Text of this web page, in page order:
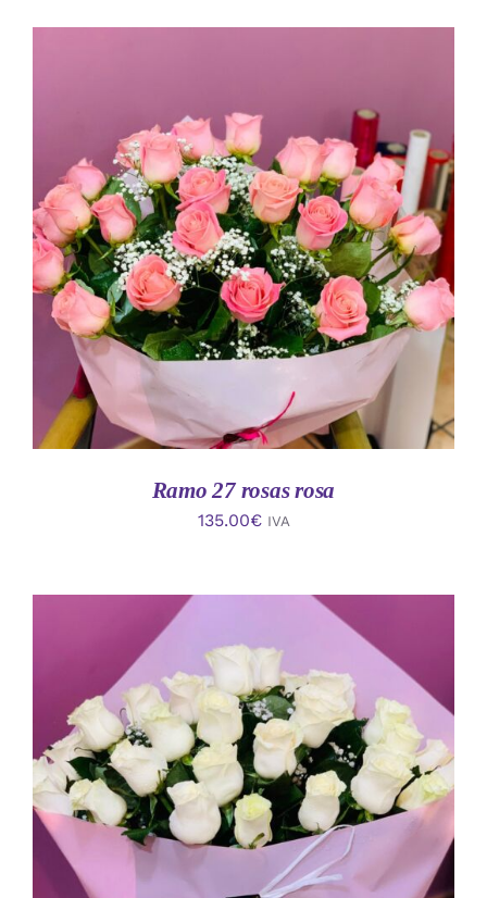
AÑADIR AL CARRITO
/
DETALLES
Ramo 27 rosas rosa
135.00€ IVA
AÑADIR AL CARRITO
/
DETALLES